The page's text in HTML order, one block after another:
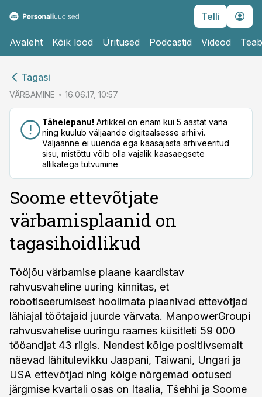
Telli
Avaleht Kõik lood Üritused Podcastid Videod
Tagasi
VÄRBAMINE 16.06.17, 10:57
Tähelepanu! Artikkel on enam kui 5 aastat vana
ning kuulub väljaande digitaalsesse arhiivi.
Väljaanne ei uuenda ega kaasajasta arhiveeritud
sisu, mistõttu võib olla vajalik kaasaegsete
allikatega tutvumine
Soome ettevõtjate
värbamisplaanid on
tagasihoidlikud
Tööjõu värbamise plaane kaardistav
rahvusvaheline uuring kinnitas, et
robotiseerumisest hoolimata plaanivad ettevõtjad
lähiajal töötajaid juurde värvata. ManpowerGroupi
rahvusvahelise uuringu raames küsitleti 59 000
tööandjat 43 riigis. Nendest kõige positiivsemalt
näevad lähitulevikku Jaapani, Taiwani, Ungari ja
USA ettevõtjad ning kõige nõrgemad ootused
järgmise kvartali osas on Itaalia, Tšehhi ja Soome